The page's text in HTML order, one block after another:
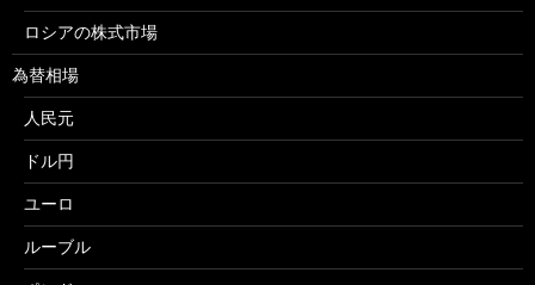
ロシアの株式市場
為替相場
人民元
ドル円
ユーロ
ルーブル